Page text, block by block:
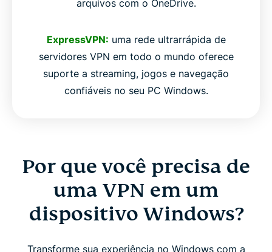
arquivos com o OneDrive.
ExpressVPN: uma rede ultrarrápida de
servidores VPN em todo o mundo oferece
suporte a streaming, jogos e navegação
confiáveis ​​no seu PC Windows.
Por que você precisa de
uma VPN em um
dispositivo Windows?
Transforme sua experiência no Windows com a